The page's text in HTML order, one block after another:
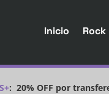
Inicio Rock
: 20% OFF por